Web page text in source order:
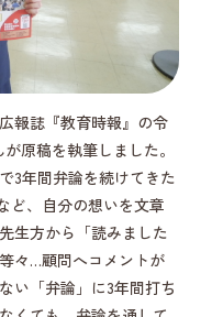
報誌『教育時報』の令
原稿を執筆しました。
3年間弁論を続けてきた
ど、自分の想いを文章
生方から「読みました
々…顧問へコメントが
い「弁論」に3年間打ち